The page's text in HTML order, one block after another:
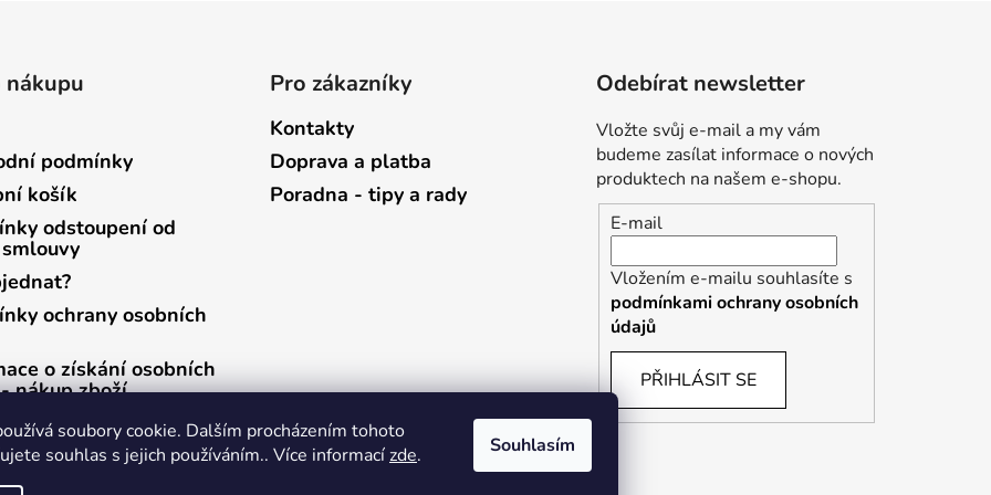
soubory cookie. Dalším procházením tohoto
souhlas s jejich používáním.. Více informacízde. Souhlasím
nákupu
podmínky
košík
odstoupení od
ochrany osobních
o získání osobních
nákup zboží
o získání osobních
zasílání newsletterů
Pro zákazníky
Kontakty
Doprava a platba
Poradna - tipy a rady
Odebírat newsletter
Vložte svůj e-mail a my vám
budeme zasílat informace o nových
produktech na našem e-shopu.
E-mail
Vložením e-mailu souhlasíte s
podmínkami ochrany osobních
údajů
PŘIHLÁSIT SE